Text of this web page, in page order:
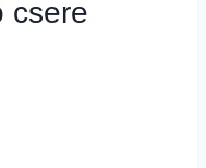
csere